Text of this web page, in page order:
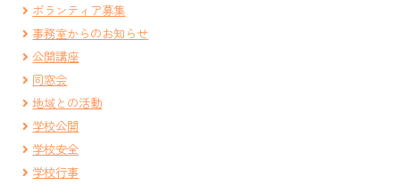
ボランティア募集
事務室からのお知らせ
公開講座
同窓会
地域との活動
学校公開
学校安全
学校行事